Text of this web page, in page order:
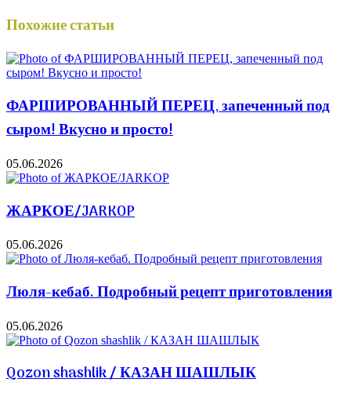
Похожие статьи
ФАРШИРОВАННЫЙ ПЕРЕЦ, запеченный под
сыром! Вкусно и просто!
05.06.2026
ЖАРКОЕ/JARKOP
05.06.2026
Люля-кебаб. Подробный рецепт приготовления
05.06.2026
Qozon shashlik / КАЗАН ШАШЛЫК